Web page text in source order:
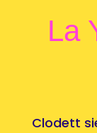
La
Clodett